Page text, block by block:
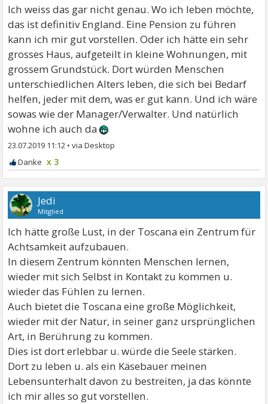
Ich weiss das gar nicht genau. Wo ich leben möchte,
das ist definitiv England. Eine Pension zu führen
kann ich mir gut vorstellen. Oder ich hätte ein sehr
grosses Haus, aufgeteilt in kleine Wohnungen, mit
grossem Grundstück. Dort würden Menschen
unterschiedlichen Alters leben, die sich bei Bedarf
helfen, jeder mit dem, was er gut kann. Und ich wäre
sowas wie der Manager/Verwalter. Und natürlich
wohne ich auch da
23.07.2019 11:12 •
x 3
Jedi
Mitglied
Ich hätte große Lust, in der Toscana ein Zentrum für
Achtsamkeit aufzubauen.
In diesem Zentrum könnten Menschen lernen,
wieder mit sich Selbst in Kontakt zu kommen u.
wieder das Fühlen zu lernen.
Auch bietet die Toscana eine große Möglichkeit,
wieder mit der Natur, in seiner ganz ursprünglichen
Art, in Berührung zu kommen.
Dies ist dort erlebbar u. würde die Seele stärken.
Dort zu leben u. als ein Käsebauer meinen
Lebensunterhalt davon zu bestreiten, ja das könnte
ich mir alles so gut vorstellen.